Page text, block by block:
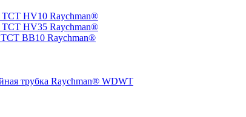
TCT HV10 Raychman®
TCT HV35 Raychman®
TCT BB10 Raychman®
трубка Raychman® WDWT